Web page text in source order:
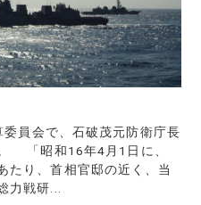
員会で、石破茂元防衛庁長
「昭和16年4月1日に、
たり、首相官邸の近く、当
力戦研...